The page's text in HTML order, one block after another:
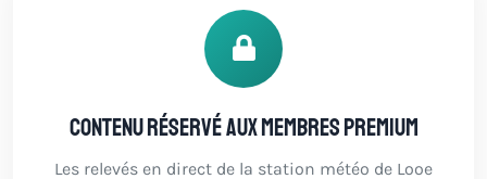
Contenu réservé aux membres Premium
Les relevés en direct de la station météo de Looe